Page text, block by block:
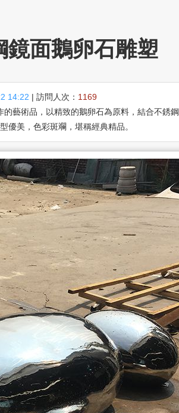
鏡面鵝卵石雕塑
14:22 | 訪問人次： 1169
藝術品，以精致的鵝卵石為原料，結合不銹
優美，色彩斑斕，堪稱經典精品。